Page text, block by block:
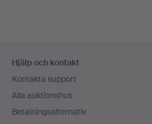
Hjälp och kontakt
Kontakta support
Alla auktionshus
Betalningsalternativ